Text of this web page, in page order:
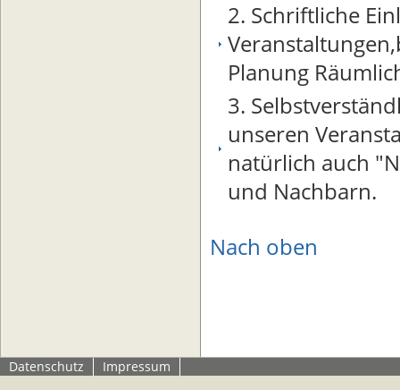
2. Schriftliche
Planung
3.
unseren
natürlich auch
und Nachbarn.
Nach oben
Datenschutz Impressum